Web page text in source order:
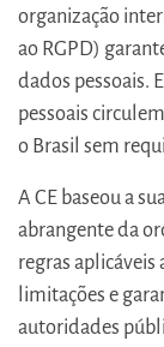
organização
ao RGPD)
dados pessoais.
pessoais
o Brasil sem
A CE baseou a
abrangente da
regras
limitações e
autoridades